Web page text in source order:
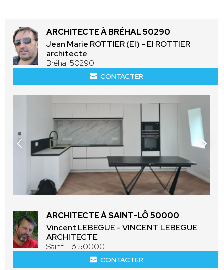
ARCHITECTE À BRÉHAL 50290
Jean Marie ROTTIER (EI) - EI ROTTIER
architecte
Bréhal 50290
CONTACTER
ARCHITECTE À SAINT-LÔ 50000
Vincent LEBEGUE - VINCENT LEBEGUE
ARCHITECTE
Saint-Lô 50000
CONTACTER